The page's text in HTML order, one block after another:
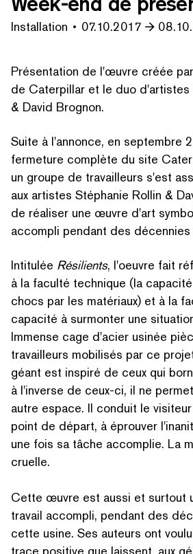
Installation 07.10.2017
Présen­ta­tion de l'œuvre créée
de Caterpillar et le duo d'artistes
& David Brognon.
Suite à l'annonce, en septembre
fermeture complète du site
un groupe de tra­vailleurs s'est
aux artistes Stéphanie Rollin &
de réaliser une œuvre d'art
accompli pendant des décennies
Intitulée Résilients, l'oeuvre fait
à la faculté technique (la
chocs par les matériaux) et à la
capacité à surmonter une
Immense cage d'acier usinée
tra­vailleurs mobilisés par ce
géant est inspiré de ceux qui
à l'inverse de ceux-ci, il ne
autre espace. Il conduit le
point de départ, à éprouver
une fois sa tâche accomplie. La
cruelle.
Cette œuvre est aussi et surtout
travail accompli, pendant des
cette usine. Ses auteurs ont